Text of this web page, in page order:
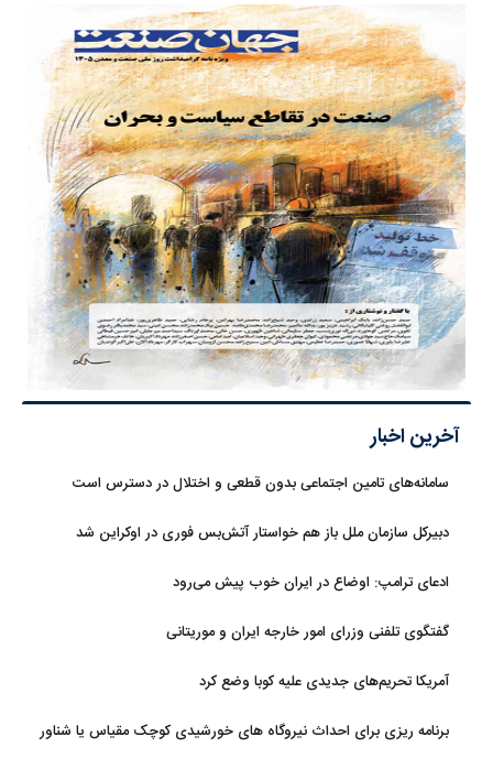
آخرین اخبار
سامانه‌های تامین اجتماعی بدون قطعی و اختلال در دسترس است
دبیرکل سازمان ملل باز هم خواستار آتش‌بس فوری در اوکراین شد
ادعای ترامپ: اوضاع در ایران خوب پیش می‌رود
گفتگوی تلفنی وزرای امور خارجه ایران و موریتانی
آمریکا تحریم‌های جدیدی علیه کوبا وضع کرد
برنامه ریزی برای احداث نیروگاه های خورشیدی کوچک مقیاس یا شناور